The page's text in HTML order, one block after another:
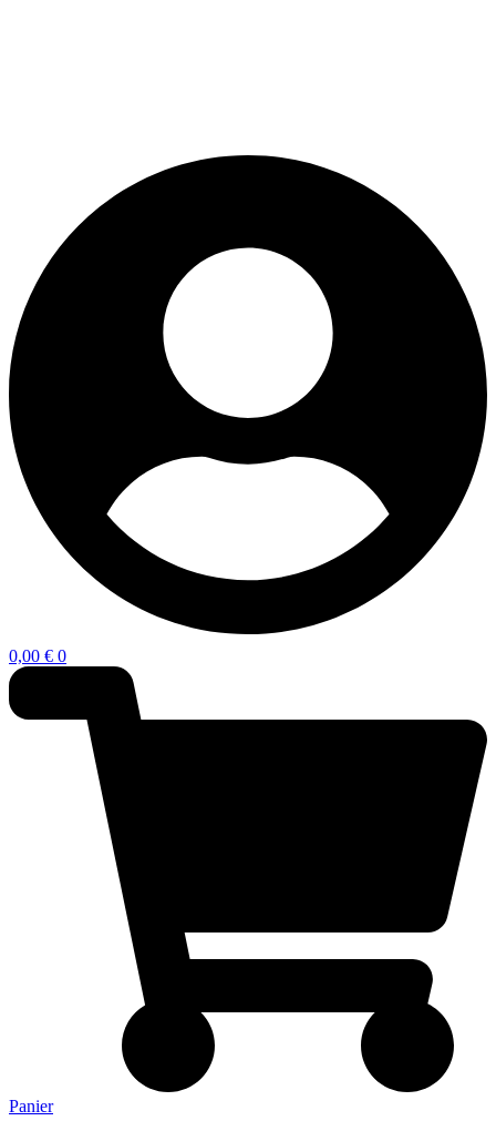
0,00 € 0
Panier